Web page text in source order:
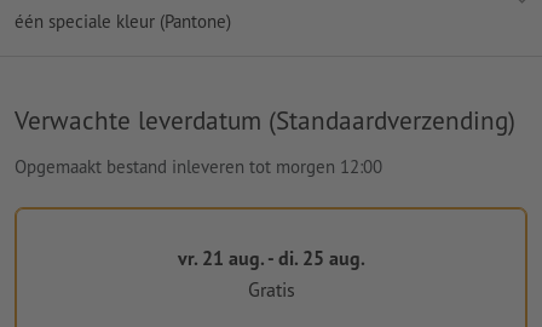
één speciale kleur (Pantone)
Verwachte leverdatum (Standaardverzending)
Opgemaakt bestand inleveren tot morgen 12:00
vr. 21 aug. - di. 25 aug.
Gratis